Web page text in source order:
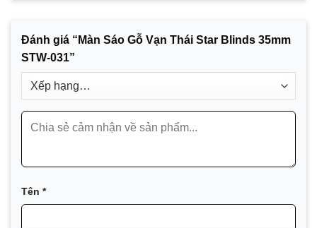
Đánh giá “Màn Sáo Gỗ Vạn Thái Star Blinds 35mm
STW-031”
Tên *